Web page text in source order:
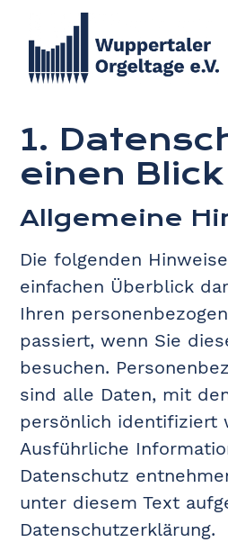
1.
einen Blick
Allgemeine
Die folgenden
einfachen Überblick
Ihren
passiert, wenn Sie
besuchen.
sind alle Daten, mit
persönlich identifiziert
Ausführliche
Datenschutz
unter diesem Text
Datenschutzerklärung.